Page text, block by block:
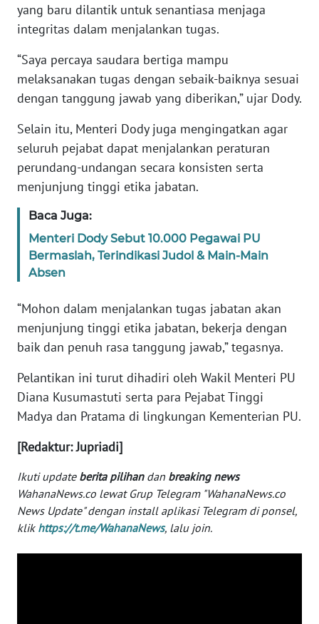
yang baru dilantik untuk senantiasa menjaga
integritas dalam menjalankan tugas.
“Saya percaya saudara bertiga mampu
melaksanakan tugas dengan sebaik-baiknya sesuai
dengan tanggung jawab yang diberikan,” ujar Dody.
Selain itu, Menteri Dody juga mengingatkan agar
seluruh pejabat dapat menjalankan peraturan
perundang-undangan secara konsisten serta
menjunjung tinggi etika jabatan.
Baca Juga:
Menteri Dody Sebut 10.000 Pegawai PU
Bermaslah, Terindikasi Judol & Main-Main
Absen
“Mohon dalam menjalankan tugas jabatan akan
menjunjung tinggi etika jabatan, bekerja dengan
baik dan penuh rasa tanggung jawab,” tegasnya.
Pelantikan ini turut dihadiri oleh Wakil Menteri PU
Diana Kusumastuti serta para Pejabat Tinggi
Madya dan Pratama di lingkungan Kementerian PU.
[Redaktur: Jupriadi]
Ikuti update berita pilihandan breaking news
WahanaNews.co lewat Grup Telegram "WahanaNews.co
News Update" dengan install aplikasi Telegram di ponsel,
klik https://t.me/WahanaNews, lalu join.
WN
SUMUT
WN
JAKARTA
JABAR
WN
BANTEN
WN
NTT
WN
WN
PAPUA
WN
PAPUA
BARAT
WN
WN
SERAMBI
WN